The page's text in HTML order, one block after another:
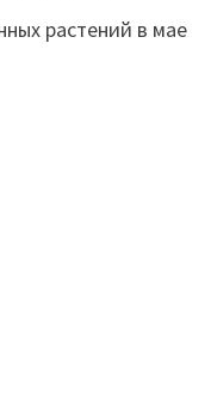
растений в мае